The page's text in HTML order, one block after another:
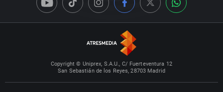
Copyright © Uniprex, S.A.U., C/ Fuerteventura 12
San Sebastián de los Reyes, 28703 Madrid